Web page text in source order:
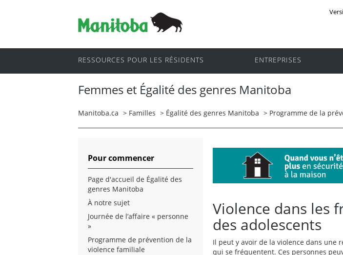
RESSOURCES POUR LES RÉSIDENTS ENTREPRISES
Femmes et Égalité des genres Manitoba
Manitoba.ca > Familles > Égalité des genres Manitoba > Programme de la
Violence dans les
des adolescents
Il peut y avoir de la violence dans une
qui se fréquentent. Ces personnes
Pour commencer
Page d'accueil de Égalité des
genres Manitoba
À notre sujet
Journée de l’affaire « personne
»
Programme de prévention de la
violence familiale